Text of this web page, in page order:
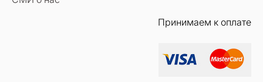
Принимаем к оплате